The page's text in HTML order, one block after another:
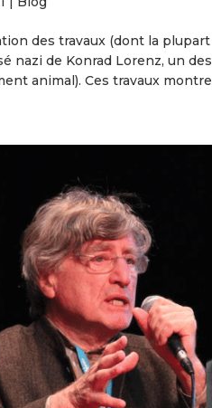
des travaux (dont la
nazi de Konrad Lorenz, un
animal). Ces travaux